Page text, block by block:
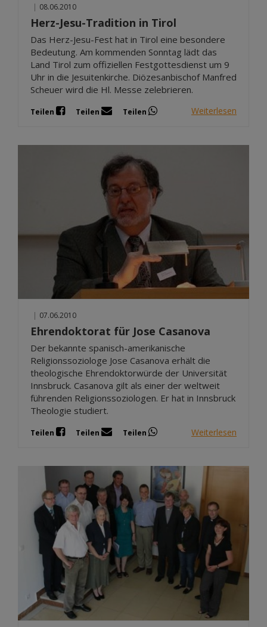
| 08.06.2010
Herz-Jesu-Tradition in Tirol
Das Herz-Jesu-Fest hat in Tirol eine besondere
Bedeutung. Am kommenden Sonntag lädt das
Land Tirol zum offiziellen Festgottesdienst um 9
Uhr in die Jesuitenkirche. Diözesanbischof Manfred
Scheuer wird die Hl. Messe zelebrieren.
Teilen Teilen Teilen Weiterlesen
07.06.2010
Ehrendoktorat für Jose Casanova
Der bekannte spanisch-amerikanische
Religionssoziologe Jose Casanova erhält die
theologische Ehrendoktorwürde der Universität
Innsbruck. Casanova gilt als einer der weltweit
führenden Religionssoziologen. Er hat in Innsbruck
Theologie studiert.
Teilen Teilen Teilen Weiterlesen